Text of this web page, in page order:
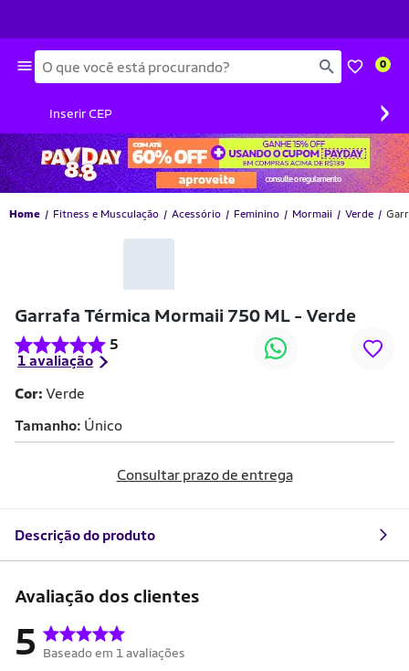
Busca 0
Inserir CEP ›
Home Fitness e Musculação Acessório Feminino Mormaii Verde
Garrafa Térmica Mormaii 750 ML - Verde
5
1 avaliação
-44% OFF
Cor: Verde
Tamanho Único
Consultar prazo de entrega
Descrição do produto
Avaliação dos clientes
5 Baseado em 1 avaliações